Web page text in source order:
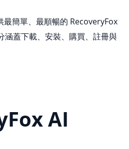
最簡單、最順暢的 RecoveryFox
涵蓋下載、安裝、購買、註冊與
AI